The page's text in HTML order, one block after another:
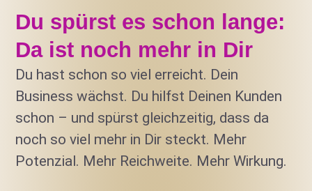
Du spürst es schon lange:
Da ist noch mehr in Dir
Du hast schon so viel erreicht. Dein
Business wächst. Du hilfst Deinen Kunden
schon – und spürst gleichzeitig, dass da
noch so viel mehr in Dir steckt. Mehr
Potenzial. Mehr Reichweite. Mehr Wirkung.